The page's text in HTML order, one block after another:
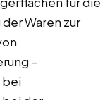
Waren zur
–
bei